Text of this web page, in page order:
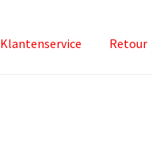
Klantenservice Retour